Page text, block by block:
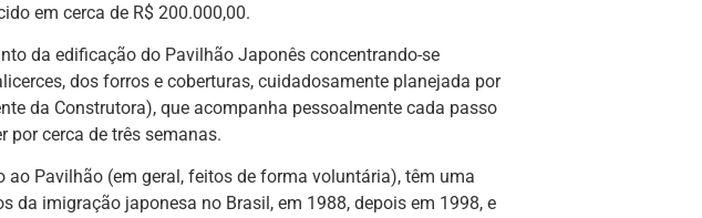
em cerca de R$ 200.000,00.
da edificação do Pavilhão Japonês concentrando-se
dos forros e coberturas, cuidadosamente planejada por
da Construtora), que acompanha pessoalmente cada passo
por cerca de três semanas.
ao Pavilhão (em geral, feitos de forma voluntária), têm uma
da imigração japonesa no Brasil, em 1988, depois em 1998, e